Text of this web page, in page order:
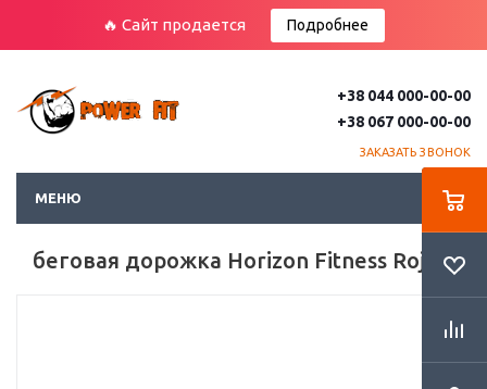
🔥 Сайт продается Подробнее
+38 044 000-00-00
+38 067 000-00-00
ЗАКАЗАТЬ ЗВОНОК
МЕНЮ
беговая дорожка Horizon Fitness Rojo 5